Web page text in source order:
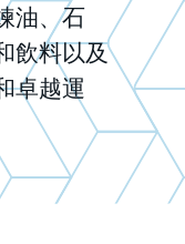
油、石
飲料以及
卓越運